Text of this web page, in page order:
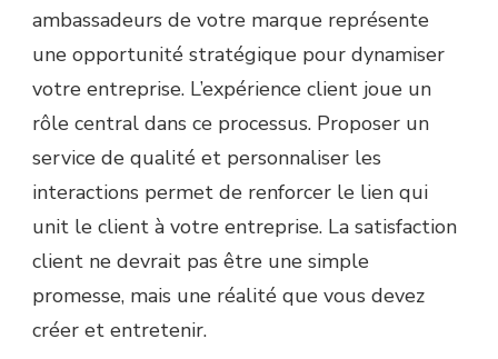
ambassadeurs de votre marque représente
une opportunité stratégique pour dynamiser
votre entreprise. L’expérience client joue un
rôle central dans ce processus. Proposer un
service de qualité et personnaliser les
interactions permet de renforcer le lien qui
unit le client à votre entreprise. La satisfaction
client ne devrait pas être une simple
promesse, mais une réalité que vous devez
créer et entretenir.